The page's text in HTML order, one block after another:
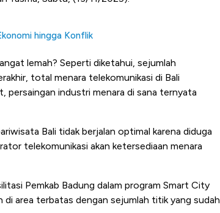
hingga Konflik
lemah? Seperti diketahui, sejumlah
total menara telekomunikasi di Bali
industri menara di sana ternyata
Bali tidak berjalan optimal karena diduga
telekomunikasi akan ketersediaan menara
Pemkab Badung dalam program Smart City
di area terbatas dengan sejumlah titik yang sudah
Harga Batu Bara Bangkit, Ada Kabar